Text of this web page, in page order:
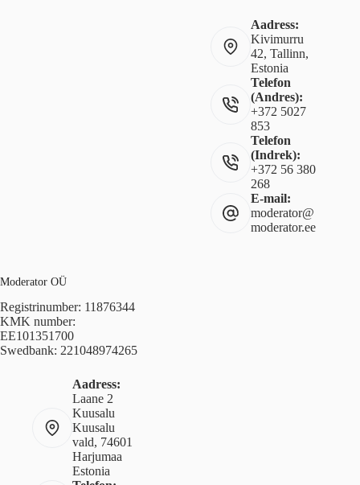
Aadress:
Kivimurru
42, Tallinn,
Estonia
Telefon
(Andres):
+372 5027
853
Telefon
(Indrek):
+372 56 380
268
E-mail:
moderator@
moderator.ee
Moderator OÜ
Registrinumber: 11876344
KMK number:
EE101351700
Swedbank: 221048974265
Aadress:
Laane 2
Kuusalu
Kuusalu
vald, 74601
Harjumaa
Estonia